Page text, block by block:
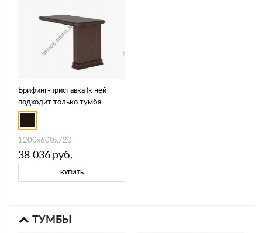
Брифинг-приставка (к ней
подходит только тумба
PRT107) PRT202.U2108
1200х600х720
38 036 руб.
КУПИТЬ
ТУМБЫ